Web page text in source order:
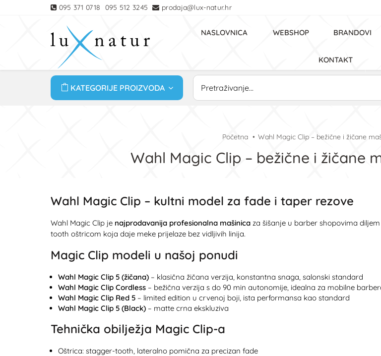
095 371 0718 095 512 3245 prodaja@lux-natur.hr
NASLOVNICA WEBSHOP BRANDOVI
KONTAKT
KATEGORIJE PROIZVODA
Početna Wahl Magic Clip – bežične i žičane
Wahl Magic Clip – bežične i žičane
Wahl Magic Clip – kultni model za fade i taper rezove
Wahl Magic Clip je najprodavanija profesionalna mašinica za šišanje u barber shopovima
tooth oštricom koja daje meke prijelaze bez vidljivih linija.
Magic Clip modeli u našoj ponudi
Wahl Magic Clip 5 (žičana) – klasična žičana verzija, konstantna snaga, salonski standard
Wahl Magic Clip Cordless – bežična verzija s do 90 min autonomije, idealna za mobilne
Wahl Magic Clip Red 5 – limited edition u crvenoj boji, ista performansa kao standard
Wahl Magic Clip 5 (Black) – matte crna ekskluziva
Tehnička obilježja Magic Clip-a
Oštrica: stagger-tooth, lateralno pomična za precizan fade